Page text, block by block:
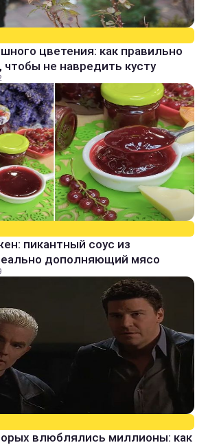
цветения: как правильно
чтобы не навредить кусту
пикантный соус из
дополняющий мясо
влюблялись миллионы: как